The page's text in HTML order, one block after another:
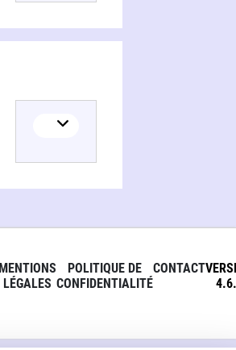
MENTIONS
LÉGALES
POLITIQUE DE
CONFIDENTIALITÉ
CONTACT